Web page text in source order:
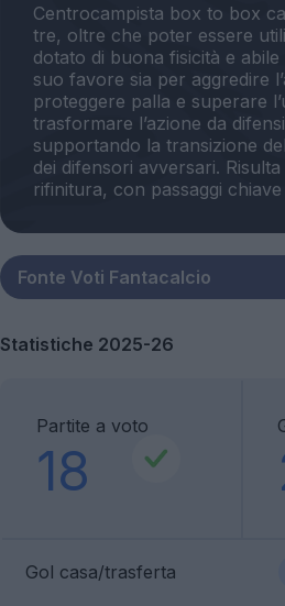
Centrocampista box to box
tre, oltre che poter essere
dotato di buona fisicità e
suo favore sia per aggredire
proteggere palla e superare
trasformare l’azione da
supportando la transizione
dei difensori avversari.
Statistiche 2025-26
Partite a voto
18
Gol casa/trasferta